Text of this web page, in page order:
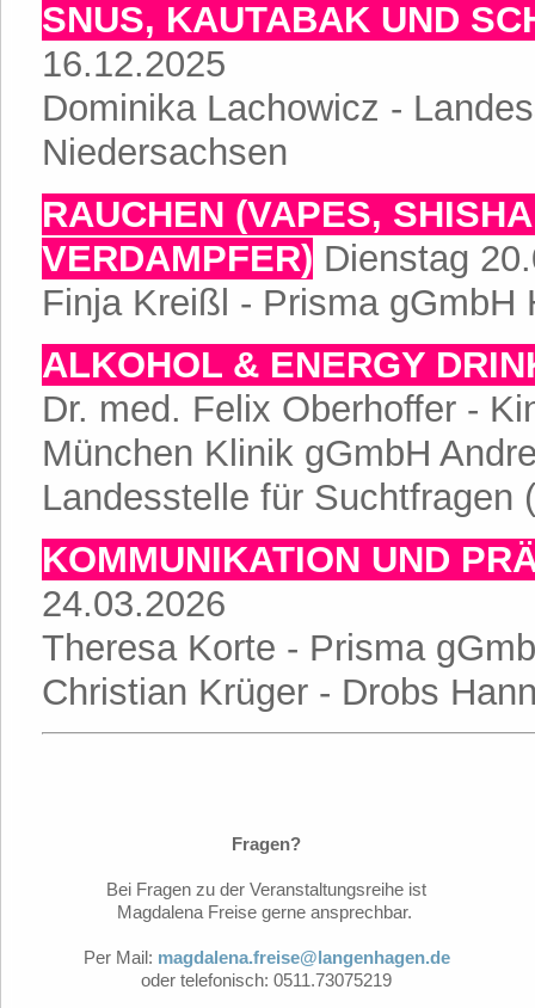
SNUS, KAUTABAK UND
16.12.2025
Dominika Lachowicz -
Niedersachsen
RAUCHEN (VAPES,
VERDAMPFER) Dienstag
Finja Kreißl - Prisma gGmbH
ALKOHOL & ENERGY
Dr. med. Felix Oberhoffer -
München Klinik gGmbH
Landesstelle für Suchtfragen
KOMMUNIKATION UND
24.03.2026
Theresa Korte - Prisma
Christian Krüger - Drobs
Fragen?
Bei Fragen zu der Veranstaltungsreihe ist
Magdalena Freise gerne ansprechbar.
Per Mail: magdalena.freise@langenhagen.de
oder telefonisch: 0511.73075219